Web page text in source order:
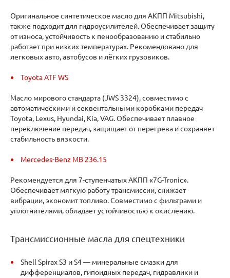
Оригинальное синтетическое масло для АКПП Mitsubishi,
также подходит для гидроусилителей. Обеспечивает защиту
от износа, устойчивость к пенообразованию и стабильно
работает при низких температурах. Рекомендовано для
легковых авто, автобусов и лёгких грузовиков.
Toyota ATF WS
Масло мирового стандарта (JWS 3324), совместимо с
автоматическими и секвентальными коробками передач
Toyota, Lexus, Hyundai, Kia, VAG. Обеспечивает плавное
переключение передач, защищает от перегрева и сохраняет
стабильность вязкости.
Mercedes-Benz MB 236.15
Рекомендуется для 7-ступенчатых АКПП «7G-Tronic».
Обеспечивает мягкую работу трансмиссии, снижает
вибрации, экономит топливо. Совместимо с фильтрами и
уплотнителями, обладает устойчивостью к окислению.
Трансмиссионные масла для спецтехники
Shell Spirax S3 и S4 — минеральные смазки для
дифференциалов, гипоидных передач, гидравлики и